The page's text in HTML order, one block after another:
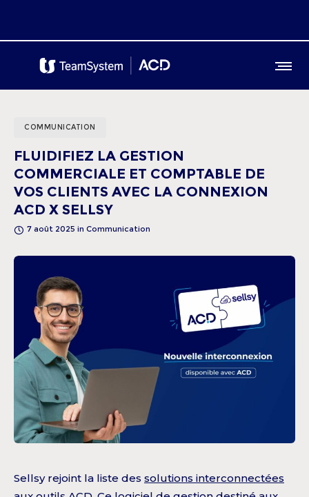
COMMUNICATION
FLUIDIFIEZ LA GESTION
COMMERCIALE ET COMPTABLE DE
VOS CLIENTS AVEC LA CONNEXION
ACD X SELLSY
7 août 2025 in Communication
Sellsy rejoint la liste des solutions interconnectées